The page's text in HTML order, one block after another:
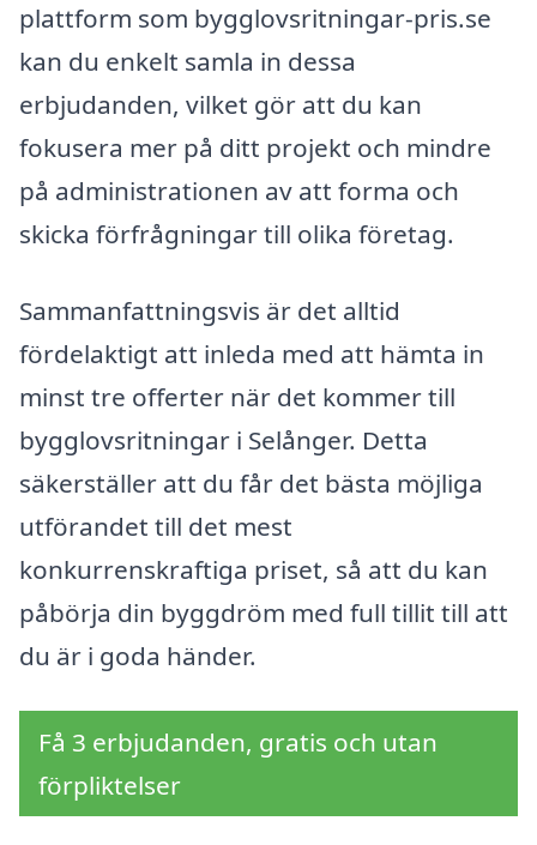
plattform som bygglovsritningar-pris.se
kan du enkelt samla in dessa
erbjudanden, vilket gör att du kan
fokusera mer på ditt projekt och mindre
på administrationen av att forma och
skicka förfrågningar till olika företag.
Sammanfattningsvis är det alltid
fördelaktigt att inleda med att hämta in
minst tre offerter när det kommer till
bygglovsritningar i Selånger. Detta
säkerställer att du får det bästa möjliga
utförandet till det mest
konkurrenskraftiga priset, så att du kan
påbörja din byggdröm med full tillit till att
du är i goda händer.
Få 3 erbjudanden, gratis och utan
förpliktelser